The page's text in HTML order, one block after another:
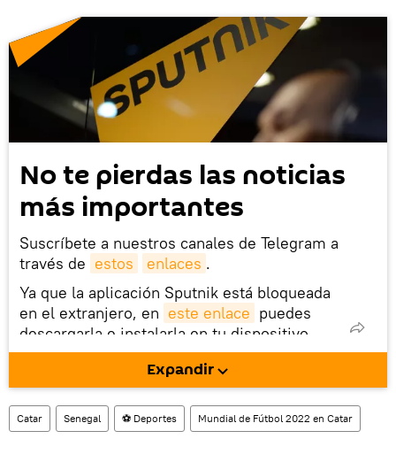
No te pierdas las noticias
más importantes
Suscríbete a nuestros canales de Telegram a
través de estos enlaces .
Ya que la aplicación Sputnik está bloqueada
en el extranjero, en este enlace puedes
descargarla e instalarla en tu dispositivo
móvil (¡solo para Android!).
También tenemos una cuenta en la red
social rusa VK .
Expandir
Catar Senegal ⚽ Deportes Mundial de Fútbol 2022 en Catar